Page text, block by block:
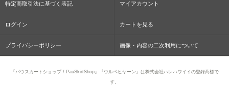
特定商取引法に基づく表記 マイアカウント
ログイン カートを見る
プライバシーポリシー 画像・内容の二次利用について
『パウスカートショップ / PauSkirtShop』『ウルベヒヤーン』は株式会社ハレハワイイの登録商標で
す。